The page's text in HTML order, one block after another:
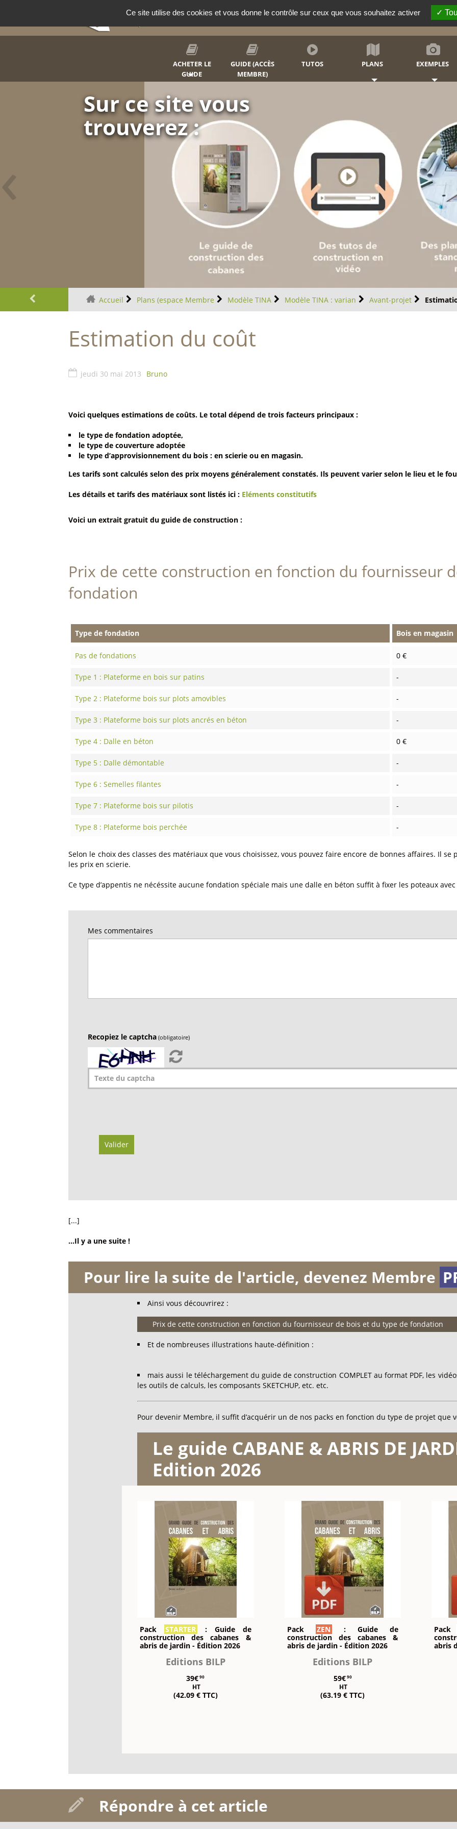
RECHERCHER
ACHETER LE
GUIDE
GUIDE (ACCÈS
MEMBRE)
TUTOS PLANS EXEMPLES
Construisez votre
cabane
Et soyez en fier
Abris de jardin, remise ou simple lieu de
Faites plaisir à vos enfants et votre famille.
‹
Accueil Plans (espace Membre Modèle TINA Modèle TINA : varian Avant-projet
Estimation du coût
jeudi 30 mai 2013 Bruno
Voici quelques estimations de coûts. Le total dépend de trois facteurs principaux :
le type de fondation adoptée,
le type de couverture adoptée
le type d’approvisionnement du bois : en scierie ou en magasin.
Les tarifs sont calculés selon des prix moyens généralement constatés. Ils peuvent varier selon le lieu et le
Les détails et tarifs des matériaux sont listés ici : Eléments constitutifs
Voici un extrait gratuit du guide de construction :
Prix de cette construction en fonction du fournisseur
fondation
Type de fondation Bois en magasin
Pas de fondations 0 €
Type 1 : Plateforme en bois sur patins -
Type 2 : Plateforme bois sur plots amovibles -
Type 3 : Plateforme bois sur plots ancrés en béton -
Type 4 : Dalle en béton 0 €
Type 5 : Dalle démontable -
Type 6 : Semelles filantes -
Type 7 : Plateforme bois sur pilotis -
Type 8 : Plateforme bois perchée -
Selon le choix des classes des matériaux que vous choisissez, vous pouvez faire encore de bonnes affaires. Il
les prix en scierie.
Ce type d’appentis ne nécéssite aucune fondation spéciale mais une dalle en béton suffit à fixer les poteaux
Mes commentaires
Recopiez le captcha(obligatoire)
Valider
[...]
...Il y a une suite !
Pour lire la suite de l'article, devenez Membre
Ainsi vous découvrirez :
Prix de cette construction en fonction du fournisseur de bois et du type de fondation
Et de nombreuses illustrations haute-définition :
mais aussi le téléchargement du guide de construction COMPLET au format PDF, les
les outils de calculs, les composants SKETCHUP, etc. etc.
Pour devenir Membre, il suffit d’acquérir un de nos packs en fonction du type de projet que
Le guide CABANE & ABRIS DE
Edition 2026
Pack STARTER
: Guide de
construction des cabanes &
abris de jardin - Édition 2026
Editions BILP
39€90
HT
(42.09 € TTC)
Pack ZEN
: Guide de
construction des cabanes &
abris de jardin - Édition 2026
Editions BILP
59€90
HT
(63.19 € TTC)
Pack
abris
Répondre à cet article
Ce site utilise des cookies et vous donne le contrôle sur ceux que vous souhaitez activer